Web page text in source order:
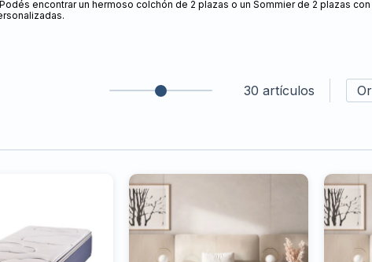
encontrar un hermoso colchón de 2 plazas o un Sommier de 2 plazas
30 artículos